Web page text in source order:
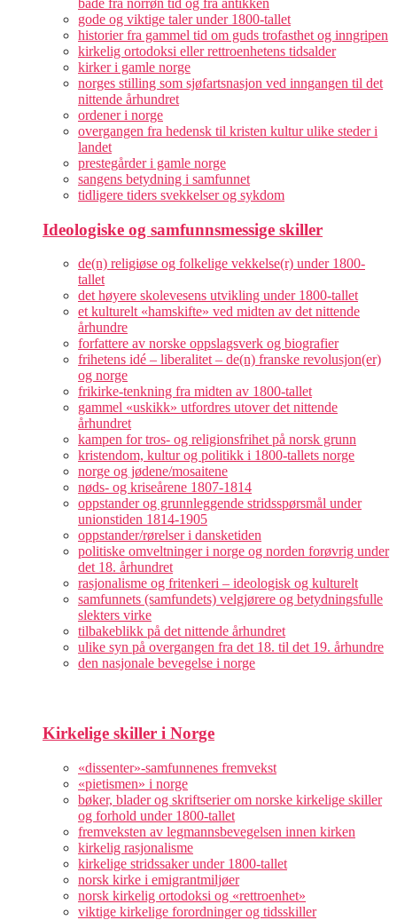
gode og viktige taler under 1800-tallet
historier fra gammel tid om guds trofasthet og inngripen
kirkelig ortodoksi eller rettroenhetens tidsalder
kirker i gamle norge
norges stilling som sjøfartsnasjon ved inngangen til det
nittende århundret
ordener i norge
overgangen fra hedensk til kristen kultur ulike steder i
landet
prestegårder i gamle norge
sangens betydning i samfunnet
tidligere tiders svekkelser og sykdom
Ideologiske og samfunnsmessige skiller
de(n) religiøse og folkelige vekkelse(r) under 1800-
tallet
det høyere skolevesens utvikling under 1800-tallet
et kulturelt «hamskifte» ved midten av det nittende
århundre
forfattere av norske oppslagsverk og biografier
frihetens idé – liberalitet – de(n) franske revolusjon(er)
og norge
frikirke-tenkning fra midten av 1800-tallet
gammel «uskikk» utfordres utover det nittende
århundret
kampen for tros- og religionsfrihet på norsk grunn
kristendom, kultur og politikk i 1800-tallets norge
norge og jødene/mosaitene
nøds- og kriseårene 1807-1814
oppstander og grunnleggende stridsspørsmål under
unionstiden 1814-1905
oppstander/rørelser i dansketiden
politiske omveltninger i norge og norden forøvrig under
det 18. århundret
rasjonalisme og fritenkeri – ideologisk og kulturelt
samfunnets (samfundets) velgjørere og betydningsfulle
slekters virke
tilbakeblikk på det nittende århundret
ulike syn på overgangen fra det 18. til det 19. århundre
den nasjonale bevegelse i norge
Kirkelige skiller i Norge
«dissenter»-samfunnenes fremvekst
«pietismen» i norge
bøker, blader og skriftserier om norske kirkelige skiller
og forhold under 1800-tallet
fremveksten av legmannsbevegelsen innen kirken
kirkelig rasjonalisme
kirkelige stridssaker under 1800-tallet
norsk kirke i emigrantmiljøer
norsk kirkelig ortodoksi og «rettroenhet»
viktige kirkelige forordninger og tidsskiller